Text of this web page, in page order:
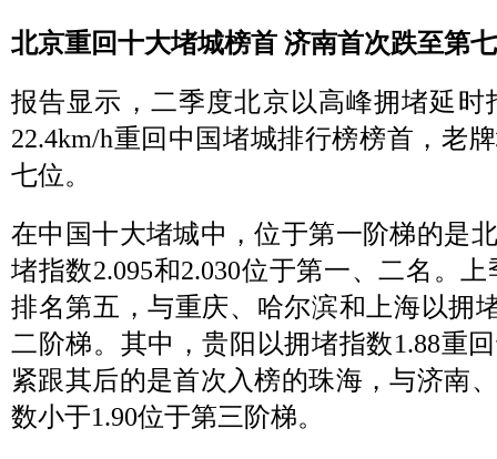
北京重回十大堵城榜首 济南首次跌至第七
报告显示，二季度北京以高峰拥堵延时
22.4km/h重回中国堵城排行榜榜首，老
七位。
在中国十大堵城中，位于第一阶梯的是
堵指数2.095和2.030位于第一、二名。
排名第五，与重庆、哈尔滨和上海以拥
二阶梯。其中，贵阳以拥堵指数1.88重
紧跟其后的是首次入榜的珠海，与济南
数小于1.90位于第三阶梯。